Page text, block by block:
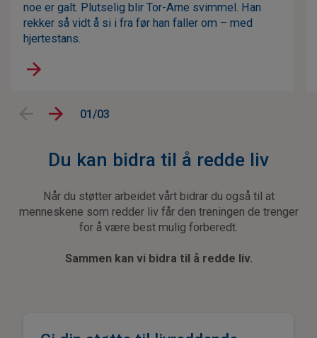
noe er galt. Plutselig blir Tor-Arne svimmel. Han
rekker så vidt å si i fra før han faller om – med
hjertestans.
01/03
Du kan bidra til å redde liv
Når du støtter arbeidet vårt bidrar du også til at
menneskene som redder liv får den treningen de trenger
for å være best mulig forberedt.
Sammen kan vi bidra til å redde liv.